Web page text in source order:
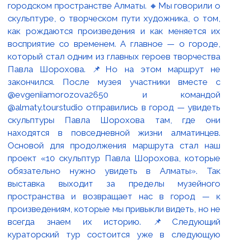
городском пространстве Алматы. 🔸Мы говорили о
скульптуре, о творческом пути художника, о том,
как рождаются произведения и как меняется их
восприятие со временем. А главное — о городе,
который стал одним из главных героев творчества
Павла Шорохова. 📌Но на этом маршрут не
закончился. После музея участники вместе с
@evgeniiamorozova2650 и командой
@almaty.tourstudio отправились в город — увидеть
скульптуры Павла Шорохова там, где они
находятся в повседневной жизни алматинцев.
Основой для продолжения маршрута стал наш
проект «10 скульптур Павла Шорохова, которые
обязательно нужно увидеть в Алматы». Так
выставка выходит за пределы музейного
пространства и возвращает нас в город — к
произведениям, которые мы привыкли видеть, но не
всегда знаем их историю. 📌Следующий
кураторский тур состоится уже в следующую